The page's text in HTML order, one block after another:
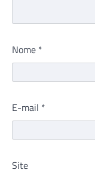
Nome *
E-mail *
Site